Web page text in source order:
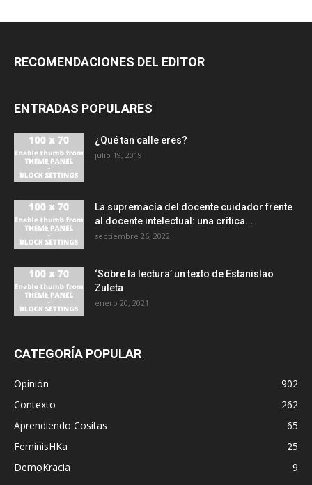
RECOMENDACIONES DEL EDITOR
ENTRADAS POPULARES
¿Qué tan calle eres?
julio 19, 2019
La supremacía del docente cuidador frente
al docente intelectual: una crítica...
septiembre 26, 2022
‘Sobre la lectura’ un texto de Estanislao
Zuleta
enero 20, 2021
CATEGORÍA POPULAR
Opinión
902
Contexto
262
Aprendiendo Cositas
65
FeminisHKa
25
DemoKracia
9